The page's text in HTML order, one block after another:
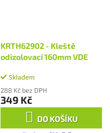
KRTH62902 - Kleště
odizolovací 160mm VDE
Skladem
288 Kč bez DPH
349 Kč
DO KOŠÍKU